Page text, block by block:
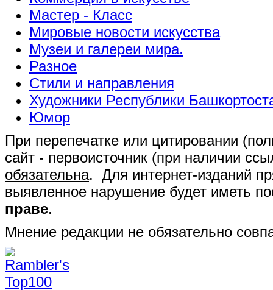
Мастер - Класс
Мировые новости искусства
Музеи и галереи мира.
Разное
Стили и направления
Художники Республики
Юмор
При перепечатке или цитировании
сайт - первоисточник (при наличии
обязательна. Для интернет-изданий
выявленное нарушение будет иметь
праве.
Мнение редакции не обязательно